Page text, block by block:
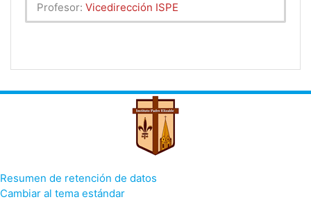
Profesor: Vicedirección ISPE
Resumen de retención de datos
Cambiar al tema estándar